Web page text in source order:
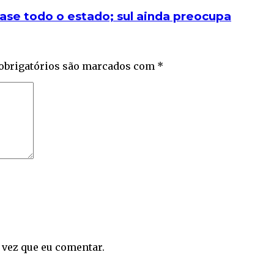
todo o estado; sul ainda preocupa
são marcados com *
que eu comentar.